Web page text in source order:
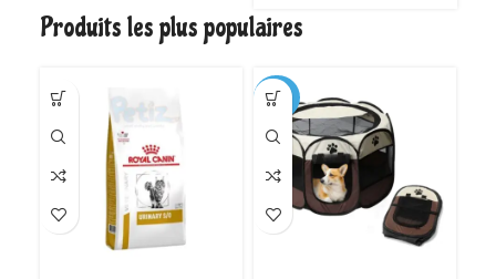
gestantes/allaitantes
Produits les plus populaires
-30%